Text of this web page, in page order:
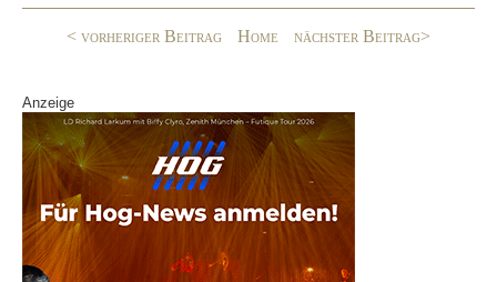
o< vorheriger Beitrag Home nächster Beitrag>
Anzeige